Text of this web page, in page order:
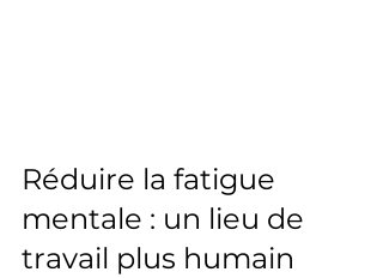
Réduire la fatigue
mentale : un lieu de
travail plus humain